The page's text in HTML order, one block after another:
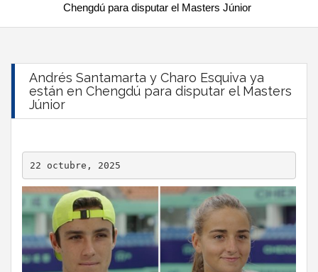
Chengdú para disputar el Masters Júnior
Andrés Santamarta y Charo Esquiva ya
están en Chengdú para disputar el Masters
Júnior
22 octubre, 2025